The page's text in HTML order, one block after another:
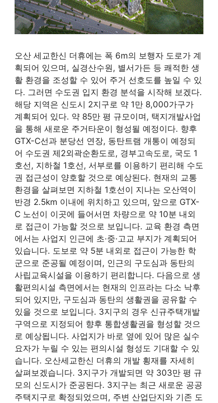
오산 세교한신 더휴에는 폭 6m의 보행자 도로가 계
획되어 있으며, 실경산수원, 별서가든 등 쾌적한 생
활 환경을 조성할 수 있어 주거 선호도를 높일 수 있
다. 그러면 수도권 입지 환경 분석을 시작해 보겠다.
해당 지역은 신도시 2지구로 약 1만 8,000가구가
계획되어 있다. 약 85만 평 규모이며, 택지개발사업
을 통해 새로운 주거타운이 형성될 예정이다. 향후
GTX-C선과 분당선 연장, 동탄트램 개통이 예정되
어 수도권 제2외곽순환도로, 경부고속도로, 국도 1
호선, 지하철 1호선, 서부로를 이용하기 편리해 수도
권 접근성이 양호할 것으로 예상된다. 현재의 교통
환경을 살펴보면 지하철 1호선이 지나는 오산역이
반경 2.5km 이내에 위치하고 있으며, 앞으로 GTX-
C 노선이 이곳에 들어서면 차량으로 약 10분 내외
로 접근이 가능할 것으로 보입니다. 교육 환경 측면
에서는 사업지 인근에 초·중·고교 부지가 계획되어
있습니다. 도보로 약 5분 내외로 접근이 가능한 학
군으로 준공될 예정이며, 인근의 구도심과 동탄의
사립교육시설을 이용하기 편리합니다. 다음으로 생
활편의시설 측면에서는 현재의 인프라는 다소 낙후
되어 있지만, 구도심과 동탄의 생활권을 공유할 수
있을 것으로 보입니다. 3지구의 경우 신규주택개발
구역으로 지정되어 향후 통합생활권을 형성할 것으
로 예상됩니다. 사업지가 바로 옆에 있어 많은 실수
요자가 누릴 수 있는 편의시설 형성도 기대할 수 있
습니다. 오산세교한신 더휴의 개발 횡재를 자세히
살펴보겠습니다. 3지구가 개발되면 약 303만 평 규
모의 신도시가 준공된다. 3지구는 최근 새로운 공공
주택지구로 확정되었으며, 주변 산업단지와 기존 도